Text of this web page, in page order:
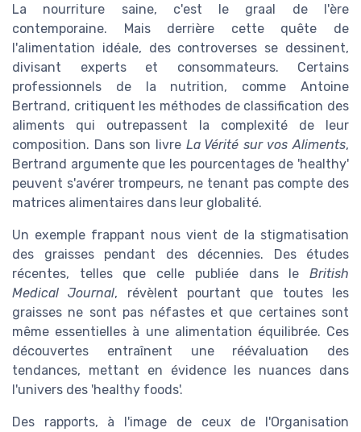
La nourriture saine, c'est le graal de l'ère
contemporaine. Mais derrière cette quête de
l'alimentation idéale, des controverses se dessinent,
divisant experts et consommateurs. Certains
professionnels de la nutrition, comme Antoine
Bertrand, critiquent les méthodes de classification des
aliments qui outrepassent la complexité de leur
composition. Dans son livre La Vérité sur vos Aliments,
Bertrand argumente que les pourcentages de 'healthy'
peuvent s'avérer trompeurs, ne tenant pas compte des
matrices alimentaires dans leur globalité.
Un exemple frappant nous vient de la stigmatisation
des graisses pendant des décennies. Des études
récentes, telles que celle publiée dans le British
Medical Journal, révèlent pourtant que toutes les
graisses ne sont pas néfastes et que certaines sont
même essentielles à une alimentation équilibrée. Ces
découvertes entraînent une réévaluation des
tendances, mettant en évidence les nuances dans
l'univers des 'healthy foods'.
Des rapports, à l'image de ceux de l'Organisation